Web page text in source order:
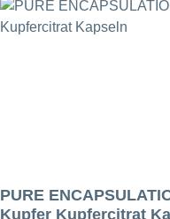
PURE
Kupfer Kupfercitrat